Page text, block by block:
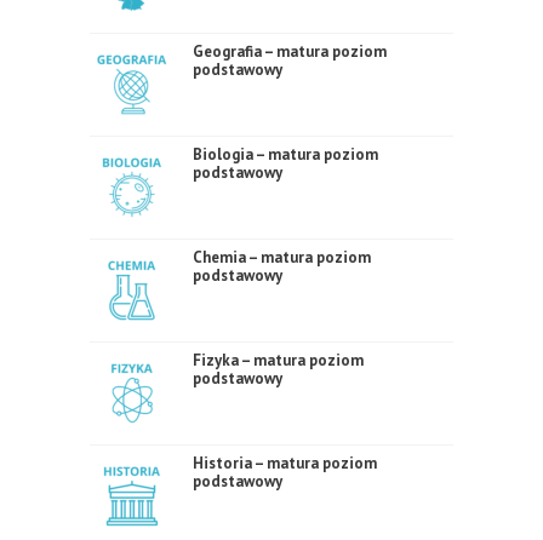
Geografia – matura poziom
podstawowy
Biologia – matura poziom
podstawowy
Chemia – matura poziom
podstawowy
Fizyka – matura poziom
podstawowy
Historia – matura poziom
podstawowy